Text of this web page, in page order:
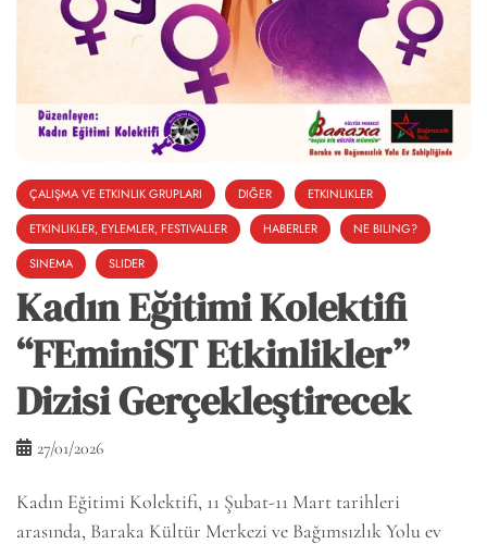
ÇALIŞMA VE ETKINLIK GRUPLARI DIĞER
ETKINLIKLER
ETKINLIKLER, EYLEMLER, FESTIVALLER
HABERLER
NE BILING?
SINEMA
SLIDER
Kadın Eğitimi Kolektifi
“FEminiST Etkinlikler”
Dizisi Gerçekleştirecek
27/01/2026
Kadın Eğitimi Kolektifi, 11 Şubat-11 Mart tarihleri
arasında, Baraka Kültür Merkezi ve Bağımsızlık Yolu ev